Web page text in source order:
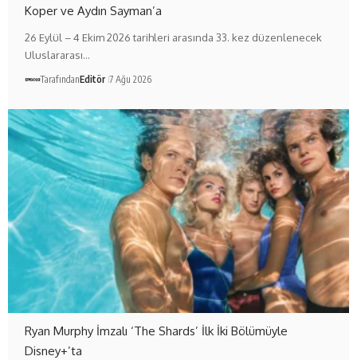
Koper ve Aydın Sayman’a
26 Eylül – 4 Ekim 2026 tarihleri arasında 33. kez düzenlenecek
Uluslararası…
TarafındanEditör 7 Ağu 2026
Ryan Murphy İmzalı ‘The Shards’ İlk İki Bölümüyle
Disney+’ta